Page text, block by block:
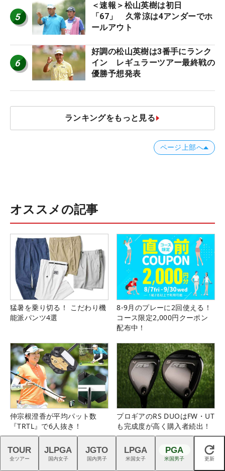
5
＜速報＞松山英樹は初日
「67」 久常涼は4アンダーでホ
ールアウト
6
好調の松山英樹は3番手にランク
イン レギュラーツアー最終戦の
優勝予想発表
ランキングをもっと見る
ページ上部へ
オススメの記事
猛暑を乗り切る！ こだわり機
能派パンツ4選
8-9月のプレーに2回使える！
コース限定2,000円クーポン
配布中！
仲宗根澄香が平均パット数
『TRTL』で6人抜き！
プロギアのRS DUOはFW・UT
も完成度が高く購入者続出！
閉じる
TOUR
全ツアー
JLPGA
国内女子
JGTO
国内男子
LPGA
米国女子
PGA
米国男子 更新